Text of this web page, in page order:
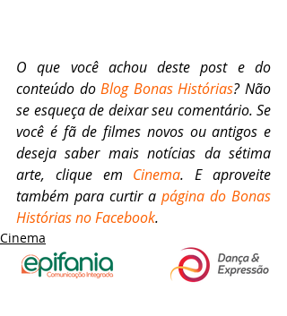
O que você achou deste post e do
conteúdo do Blog Bonas Histórias? Não
se esqueça de deixar seu comentário. Se
você é fã de filmes novos ou antigos e
deseja saber mais notícias da sétima
arte, clique em Cinema. E aproveite
também para curtir a página do Bonas
Histórias no Facebook.
Cinema